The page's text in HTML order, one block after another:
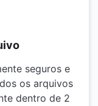
seguros e
os arquivos
dentro de 2